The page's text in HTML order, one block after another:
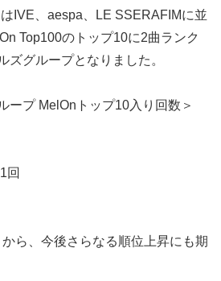
IVE、aespa、LE SSERAFIMに並
Top100のトップ10に2曲ランク
ズグループとなりました。
ープ MelOnトップ10入り回数＞
回
ら、今後さらなる順位上昇にも期